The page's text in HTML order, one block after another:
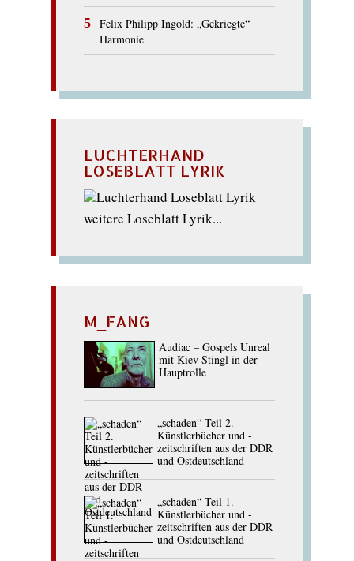
Felix Philipp Ingold: „Gekriegte“
Harmonie
LUCHTERHAND
LOSEBLATT LYRIK
weitere Loseblatt Lyrik...
M_FANG
Audiac – Gospels Unreal
mit Kiev Stingl in der
Hauptrolle
„schaden“ Teil 2.
Künstlerbücher und -
zeitschriften aus der DDR
und Ostdeutschland
„schaden“ Teil 1.
Künstlerbücher und -
zeitschriften aus der DDR
und Ostdeutschland